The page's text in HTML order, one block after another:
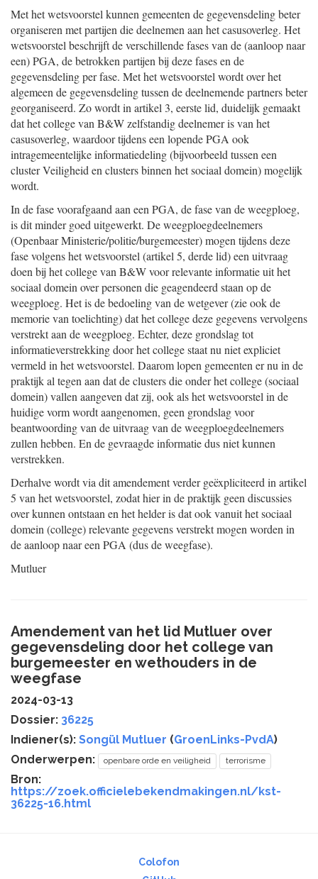
Met het wetsvoorstel kunnen gemeenten de gegevensdeling beter
organiseren met partijen die deelnemen aan het casusoverleg. Het
wetsvoorstel beschrijft de verschillende fases van de (aanloop naar
een) PGA, de betrokken partijen bij deze fases en de
gegevensdeling per fase. Met het wetsvoorstel wordt over het
algemeen de gegevensdeling tussen de deelnemende partners beter
georganiseerd. Zo wordt in artikel 3, eerste lid, duidelijk gemaakt
dat het college van B&W zelfstandig deelnemer is van het
casusoverleg, waardoor tijdens een lopende PGA ook
intragemeentelijke informatiedeling (bijvoorbeeld tussen een
cluster Veiligheid en clusters binnen het sociaal domein) mogelijk
wordt.
In de fase voorafgaand aan een PGA, de fase van de weegploeg,
is dit minder goed uitgewerkt. De weegploegdeelnemers
(Openbaar Ministerie/politie/burgemeester) mogen tijdens deze
fase volgens het wetsvoorstel (artikel 5, derde lid) een uitvraag
doen bij het college van B&W voor relevante informatie uit het
sociaal domein over personen die geagendeerd staan op de
weegploeg. Het is de bedoeling van de wetgever (zie ook de
memorie van toelichting) dat het college deze gegevens vervolgens
verstrekt aan de weegploeg. Echter, deze grondslag tot
informatieverstrekking door het college staat nu niet expliciet
vermeld in het wetsvoorstel. Daarom lopen gemeenten er nu in de
praktijk al tegen aan dat de clusters die onder het college (sociaal
domein) vallen aangeven dat zij, ook als het wetsvoorstel in de
huidige vorm wordt aangenomen, geen grondslag voor
beantwoording van de uitvraag van de weegploegdeelnemers
zullen hebben. En de gevraagde informatie dus niet kunnen
verstrekken.
Derhalve wordt via dit amendement verder geëxpliciteerd in artikel
5 van het wetsvoorstel, zodat hier in de praktijk geen discussies
over kunnen ontstaan en het helder is dat ook vanuit het sociaal
domein (college) relevante gegevens verstrekt mogen worden in
de aanloop naar een PGA (dus de weegfase).
Mutluer
Amendement van het lid Mutluer over
gegevensdeling door het college van
burgemeester en wethouders in de
weegfase
2024-03-13
Dossier: 36225
Indiener(s): Songül Mutluer (GroenLinks-PvdA)
Onderwerpen:
openbare orde en veiligheid terrorisme
Bron:
https://zoek.officielebekendmakingen.nl/kst-
36225-16.html
Colofon